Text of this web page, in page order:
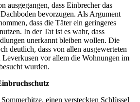
ausgegangen, dass Einbrecher das
bevorzugen. Als Argument
dass die Täter ein geringeres
In der Tat ist es wahr, dass
unerkannt bleiben wollen. Die
deutlich, dass von allen ausgewerteten
vor allem die Wohnungen im
wurden.
einen versteckten Schlüssel